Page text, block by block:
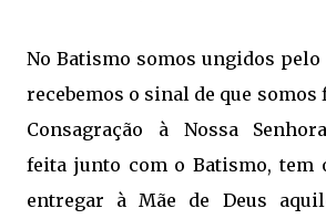
No Batismo somos ungidos
recebemos o sinal de que somos
Consagração à Nossa
feita junto com o Batismo, tem
entregar à Mãe de Deus